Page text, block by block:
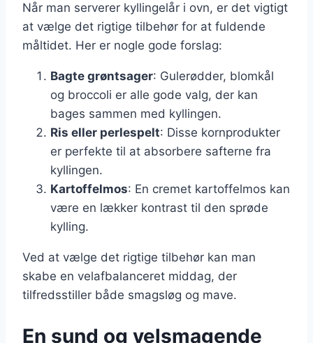
Når man serverer kyllingelår i ovn, er det vigtigt
at vælge det rigtige tilbehør for at fuldende
måltidet. Her er nogle gode forslag:
Bagte grøntsager: Gulerødder, blomkål
og broccoli er alle gode valg, der kan
bages sammen med kyllingen.
Ris eller perlespelt: Disse kornprodukter
er perfekte til at absorbere safterne fra
kyllingen.
Kartoffelmos: En cremet kartoffelmos kan
være en lækker kontrast til den sprøde
kylling.
Ved at vælge det rigtige tilbehør kan man
skabe en velafbalanceret middag, der
tilfredsstiller både smagsløg og mave.
En sund og velsmagende